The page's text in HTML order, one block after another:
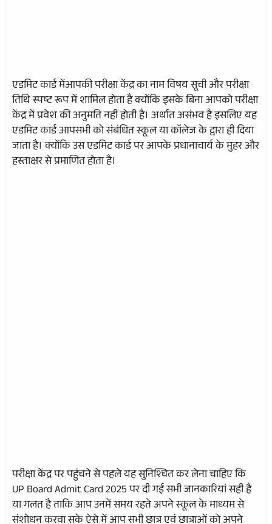
एडमिट कार्ड मेंआपकी परीक्षा केंद्र का नाम विषय सूची और परीक्षा
तिथि स्पष्ट रूप में शामिल होता है क्योंकि इसके बिना आपको परीक्षा
केंद्र में प्रवेश की अनुमति नहीं होती है। अर्थात असंभव है इसलिए यह
एडमिट कार्ड आपसभी को संबंधित स्कूल या कॉलेज के द्वारा ही दिया
जाता है। क्योंकि उस एडमिट कार्ड पर आपके प्रधानाचार्य के मुहर और
हस्ताक्षर से प्रमाणित होता है।
परीक्षा केंद्र पर पहुंचने से पहले यह सुनिश्चित कर लेना चाहिए कि
UP Board Admit Card 2025 पर दी गई सभी जानकारियां सही है
या गलत है ताकि आप उनमें समय रहते अपने स्कूल के माध्यम से